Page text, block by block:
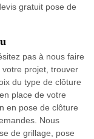
gratuit pose de
pas à nous faire
projet, trouver
du type de clôture
place de votre
en pose de clôture
Nous
de grillage, pose